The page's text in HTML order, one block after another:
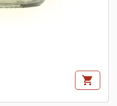
shopping_cart